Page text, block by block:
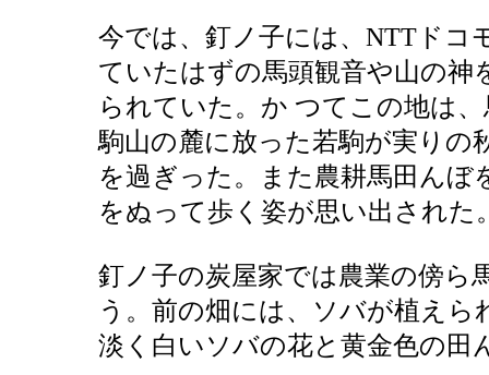
今では、釘ノ子には、NTTドコ
ていたはずの馬頭観音や山の
られていた。か つてこの地は
駒山の麓に放った若駒が実りの
を過ぎった。また農耕馬田んぼ
をぬって歩く姿が思い出された
釘ノ子の炭屋家では農業の傍ら
う。前の畑には、ソバが植え
淡く白いソバの花と黄金色の